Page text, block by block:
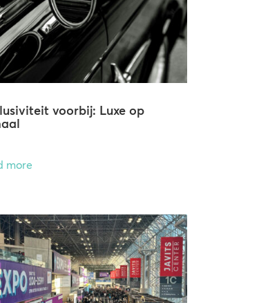
voorbij: Luxe op
more